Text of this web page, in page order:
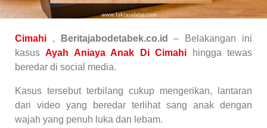
Cimahi , Beritajabodetabek.co.id
– Belakangan ini
kasusAyah Aniaya Anak Di Cimahi hingga tewas
beredar di social media.
Kasus tersebut terbilang cukup mengerikan, lantaran
dari video yang beredar terlihat sang anak dengan
wajah yang penuh luka dan lebam.